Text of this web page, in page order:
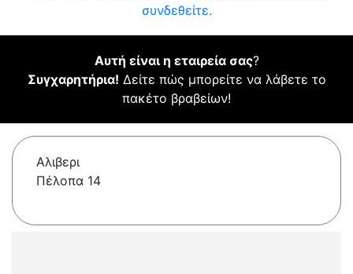
συνδεθείτε.
Αυτή είναι η εταιρεία σας?
Συγχαρητήρια! Δείτε πώς μπορείτε να λάβετε το
πακέτο βραβείων!
Αλιβερι
Πέλοπα 14